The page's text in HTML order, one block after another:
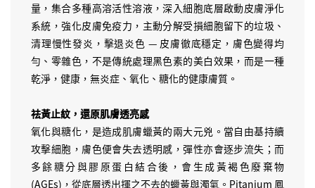
量，集合多種高溶活性溶液，深入細胞底層啟動皮膚淨化
系統，強化皮膚免疫力，主動分解受損細胞留下的垃圾、
清理慢性發炎，擊退炎色 — 皮膚徹底穩定，膚色變得均
勻、零雜色，不是傳統處理黑色素的美白效果，而是一種
乾淨，健康，無炎症、氧化、糖化的健康膚質。
祛黃止紋，還原肌膚透亮感
氧化與糖化，是造成肌膚蠟黃的兩大元兇。當自由基持續
攻擊細胞，膚色便會失去透明感，彈性亦會逐步流失；而
多餘糖分與膠原蛋白結合後，會生成黃褐色廢棄物
(AGEs)，從底層透出揮之不去的蠟黃與濁氣。Pitanium 鳳